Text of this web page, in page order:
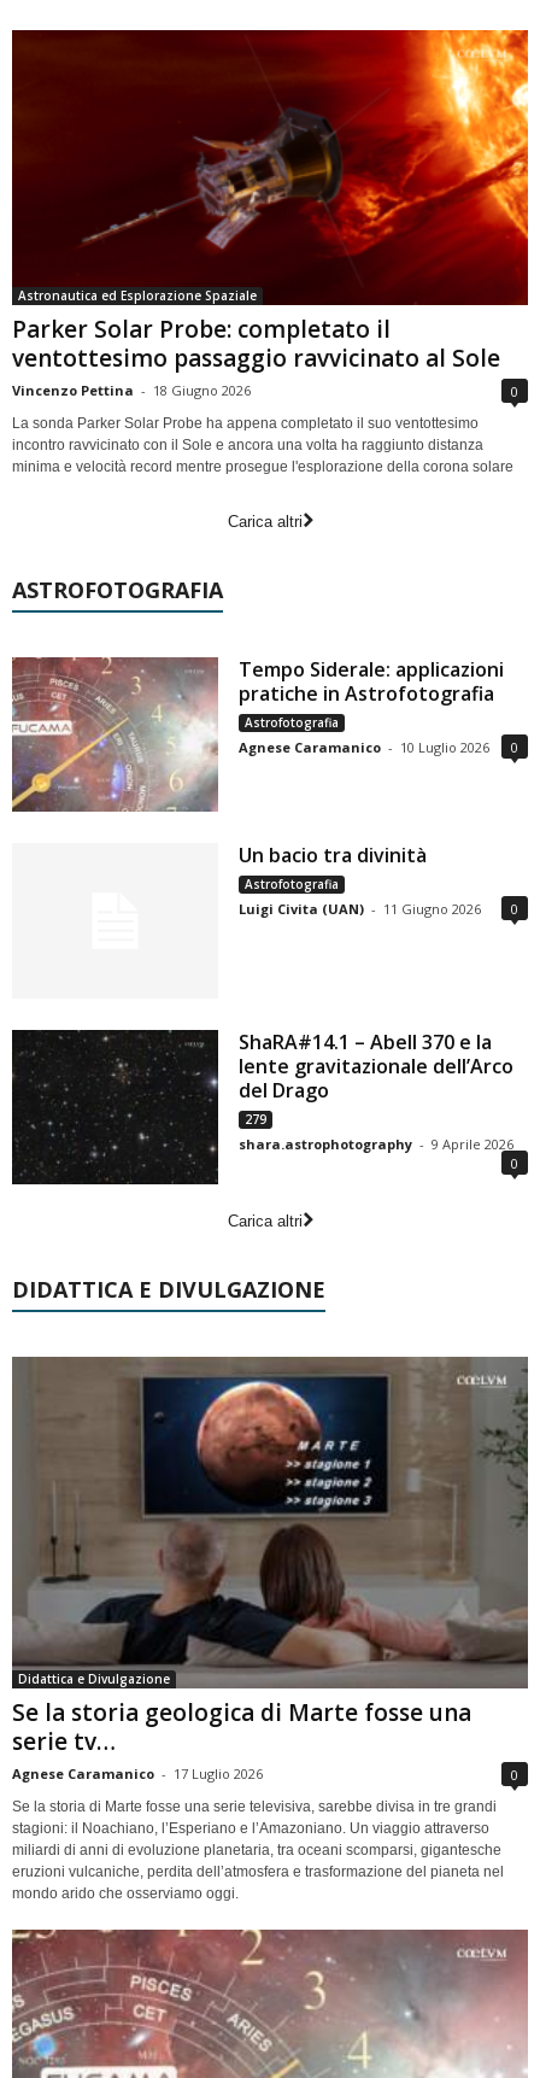
Astronautica ed Esplorazione Spaziale
Parker Solar Probe: completato il
ventottesimo passaggio ravvicinato al Sole
Vincenzo Pettina - 18 Giugno 2026 0
La sonda Parker Solar Probe ha appena completato il suo ventottesimo
incontro ravvicinato con il Sole e ancora una volta ha raggiunto distanza
minima e velocità record mentre prosegue l'esplorazione della corona solare
Carica altri
ASTROFOTOGRAFIA
Tempo Siderale: applicazioni
pratiche in Astrofotografia
Astrofotografia
Agnese Caramanico - 10 Luglio 2026 0
Un bacio tra divinità
Astrofotografia
Luigi Civita (UAN) - 11 Giugno 2026 0
ShaRA#14.1 – Abell 370 e la
lente gravitazionale dell’Arco
del Drago
279
shara.astrophotography - 9 Aprile 2026
0
Carica altri
DIDATTICA E DIVULGAZIONE
Didattica e Divulgazione
Se la storia geologica di Marte fosse una
serie tv…
Agnese Caramanico - 17 Luglio 2026 0
Se la storia di Marte fosse una serie televisiva, sarebbe divisa in tre grandi
stagioni: il Noachiano, l’Esperiano e l’Amazoniano. Un viaggio attraverso
miliardi di anni di evoluzione planetaria, tra oceani scomparsi, gigantesche
eruzioni vulcaniche, perdita dell’atmosfera e trasformazione del pianeta nel
mondo arido che osserviamo oggi.